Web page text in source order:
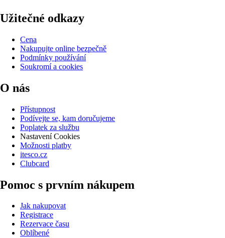
Užitečné odkazy
Cena
Nakupujte online bezpečně
Podmínky používání
Soukromí a cookies
O nás
Přístupnost
Podívejte se, kam doručujeme
Poplatek za službu
Nastavení Cookies
Možnosti platby
itesco.cz
Clubcard
Pomoc s prvním nákupem
Jak nakupovat
Registrace
Rezervace času
Oblíbené